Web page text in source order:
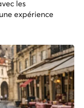
les
expérience